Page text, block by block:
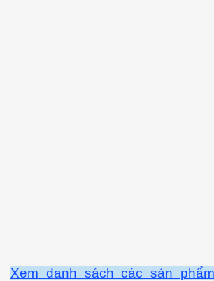
Xem danh sách các sản